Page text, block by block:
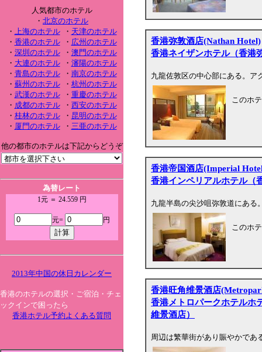
人気都市のホテル
・ 北京のホテル
・ 上海のホテル・ 天津のホテル
・ 香港のホテル・ 広州のホテル
・ 深圳のホテル・ 澳門のホテル
・ 大連のホテル・ 瀋陽のホテル
・ 青島のホテル・ 南京のホテル
・ 蘇州のホテル・ 杭州のホテル
・ 武漢のホテル・ 重慶のホテル
・ 成都のホテル・ 西安のホテル
・ 桂林のホテル・ 昆明のホテル
・ 厦門のホテル・ 三亜のホテル
他の都市のホテルは下記からどうぞ
為替レート
1元 ＝ 24.559 円
元= 円
2013年中国の休日カレンダー
香港のホテルの選択・ご宿泊・チェ
ックインで困ったら
香港ホテル予約よくある質問
香港弥敦酒店(Nathan Hotel)
香港ネイザンホテル（香港
九龍佐敦区の中心部にある。ア
このホ
香港帝国酒店(Imperial
香港インペリアルホテル（
九龍半島の尖沙咀弥敦道にある
このホ
香港旺角维景酒店
香港メトロパークホテルホ
維景酒店）
周辺は繁華街があり賑やかであ